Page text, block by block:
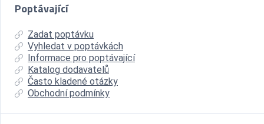
Poptávající
Zadat poptávku
Vyhledat v poptávkách
Informace pro poptávající
Katalog dodavatelů
Často kladené otázky
Obchodní podmínky